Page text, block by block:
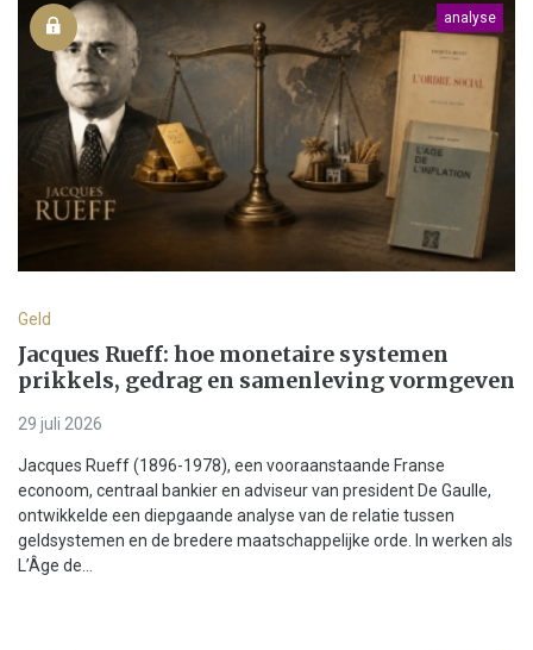
analyse
Geld
Jacques Rueff: hoe monetaire systemen
prikkels, gedrag en samenleving vormgeven
29 juli 2026
Jacques Rueff (1896-1978), een vooraanstaande Franse
econoom, centraal bankier en adviseur van president De Gaulle,
ontwikkelde een diepgaande analyse van de relatie tussen
geldsystemen en de bredere maatschappelijke orde. In werken als
L’Âge de...